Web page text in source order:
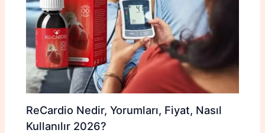
ReCardio Nedir, Yorumları, Fiyat, Nasıl
Kullanılır 2026?